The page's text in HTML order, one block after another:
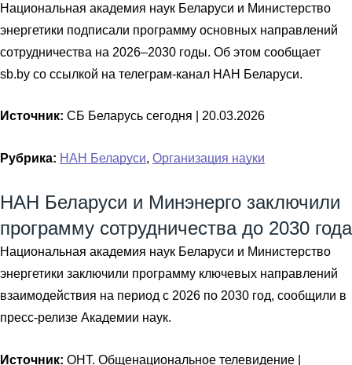
Национальная академия наук Беларуси и Министерство
энергетики подписали программу основных направлений
сотрудничества на 2026–2030 годы. Об этом сообщает
sb.by со ссылкой на телеграм-канал НАН Беларуси.
Источник: СБ Беларусь сегодня | 20.03.2026
Рубрика: НАН Беларуси, Организация науки
НАН Беларуси и Минэнерго заключили
программу сотрудничества до 2030 года
Национальная академия наук Беларуси и Министерство
энергетики заключили программу ключевых направлений
взаимодействия на период с 2026 по 2030 год, сообщили в
пресс-релизе Академии наук.
Источник: ОНТ. Общенациональное телевидение |